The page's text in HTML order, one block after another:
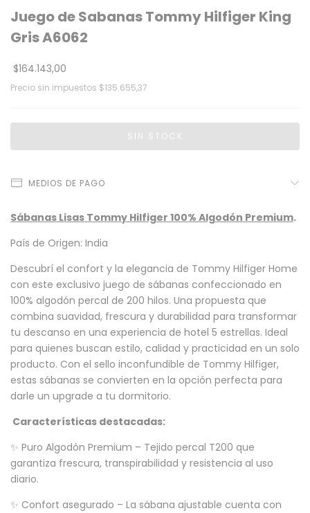
Juego de Sabanas Tommy Hilfiger King
Gris A6062
$164.143,00
Precio sin impuestos $135.655,37
MEDIOS DE PAGO
Sábanas Lisas Tommy Hilfiger 100% Algodón Premium.
País de Origen: India
Descubrí el confort y la elegancia de Tommy Hilfiger Home
con este exclusivo juego de sábanas confeccionado en
100% algodón percal de 200 hilos. Una propuesta que
combina suavidad, frescura y durabilidad para transformar
tu descanso en una experiencia de hotel 5 estrellas. Ideal
para quienes buscan estilo, calidad y practicidad en un solo
producto. Con el sello inconfundible de Tommy Hilfiger,
estas sábanas se convierten en la opción perfecta para
darle un upgrade a tu dormitorio.
Características destacadas:
✨ Puro Algodón Premium – Tejido percal T200 que
garantiza frescura, transpirabilidad y resistencia al uso
diario.
✨ Confort asegurado – La sábana ajustable cuenta con